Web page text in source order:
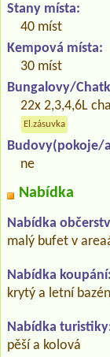
Stany místa:
40 míst
Kempová místa:
30 míst
Bungalovy/
22x 2,3,4,6L
El.zásuvka
Budovy(pokoje/
ne
Nabídka
Nabídka
malý bufet v
Nabídka koupání:
krytý a letní
Nabídka
pěší a kolová